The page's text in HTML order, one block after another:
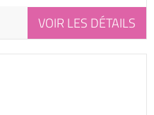
VOIR LES DÉTAILS